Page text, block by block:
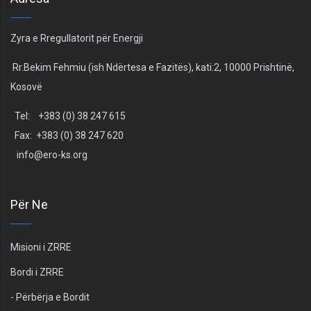
Zyra e Rregullatorit për Energji
Rr.Bekim Fehmiu (ish Ndërtesa e Fazitës), kati:2, 10000 Prishtinë,
Kosovë
Tel: +383 (0) 38 247 615
Fax: +383 (0) 38 247 620
info@ero-ks.org
Për Ne
Misioni i ZRRE
Bordi i ZRRE
- Përbërja e Bordit